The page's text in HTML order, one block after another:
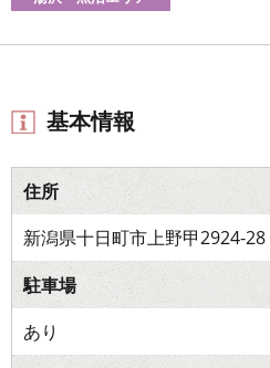
基本情報
住所
新潟県十日町市上野甲2924-28
駐車場
あり